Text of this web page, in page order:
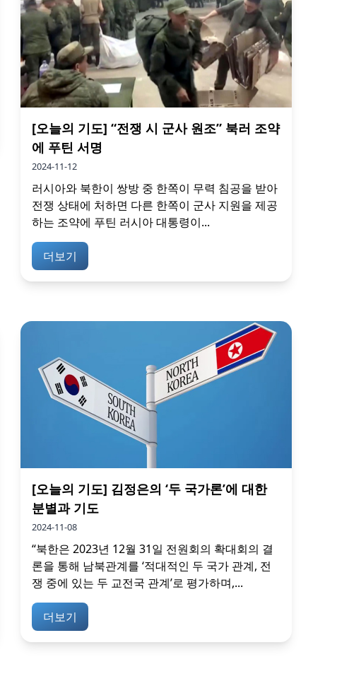
[오늘의 기도] “전쟁 시 군사 원조” 북러 조약
에 푸틴 서명
2024-11-12
러시아와 북한이 쌍방 중 한쪽이 무력 침공을 받아
전쟁 상태에 처하면 다른 한쪽이 군사 지원을 제공
하는 조약에 푸틴 러시아 대통령이...
더보기
[오늘의 기도] 김정은의 ‘두 국가론’에 대한
분별과 기도
2024-11-08
“북한은 2023년 12월 31일 전원회의 확대회의 결
론을 통해 남북관계를 ‘적대적인 두 국가 관계, 전
쟁 중에 있는 두 교전국 관계’로 평가하며,...
더보기